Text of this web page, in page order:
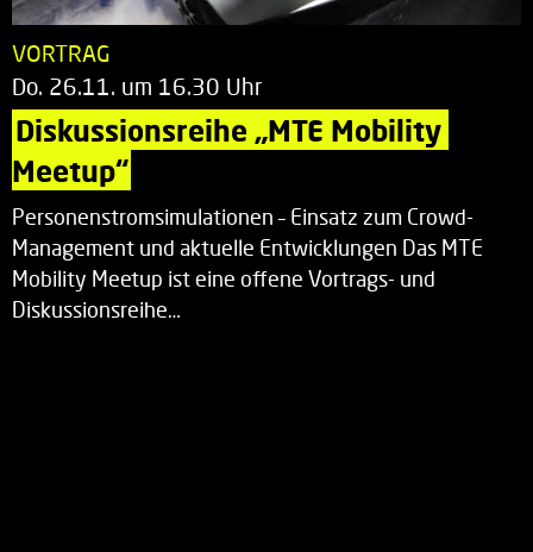
VORTRAG
Do. 26.11. um 16.30 Uhr
Diskussionsreihe „MTE Mobility
Meetup“
Personenstromsimulationen – Einsatz zum Crowd-
Management und aktuelle Entwicklungen Das MTE
Mobility Meetup ist eine offene Vortrags- und
Diskussionsreihe…